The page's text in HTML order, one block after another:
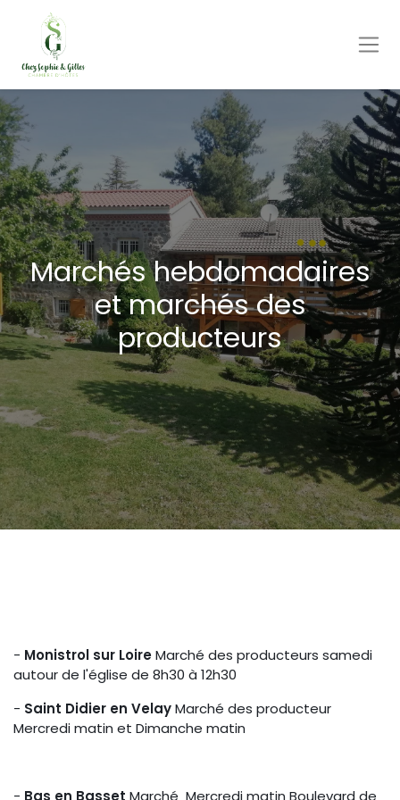
Marchés hebdomadaires
et marchés des
producteurs
- Monistrol sur LoireMarché des producteurs samedi
autour de l'église de 8h30 à 12h30
- Saint Didier en VelayMarché des producteur
Mercredi matin et Dimanche matin
- Bas en Basset Marché Mercredi matin Boulevard de